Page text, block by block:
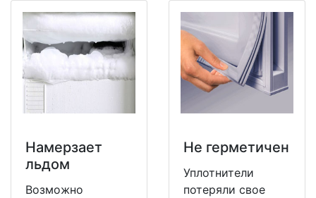
Намерзает
льдом
Возможно
Не герметичен
Уплотнители
потеряли свое